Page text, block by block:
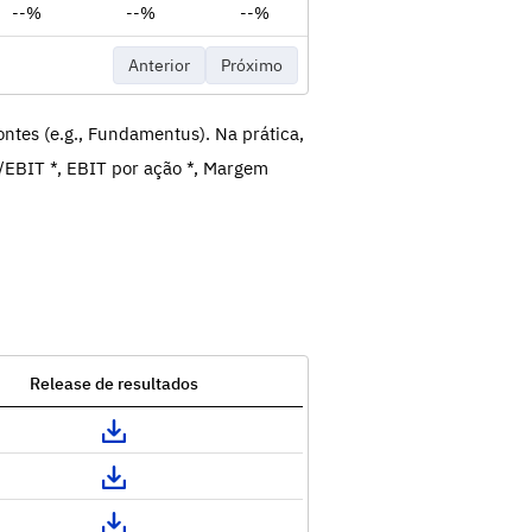
--% --% --%
Anterior Próximo
(e.g., Fundamentus). Na prática,
*, EBIT por ação *, Margem
Release de resultados